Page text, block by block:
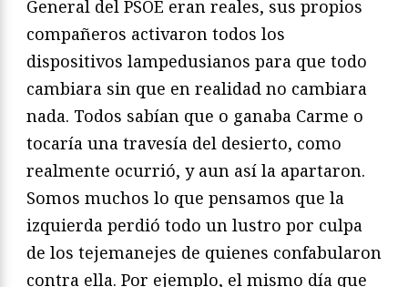
General del PSOE eran reales, sus propios
compañeros activaron todos los
dispositivos lampedusianos para que todo
cambiara sin que en realidad no cambiara
nada. Todos sabían que o ganaba Carme o
tocaría una travesía del desierto, como
realmente ocurrió, y aun así la apartaron.
Somos muchos lo que pensamos que la
izquierda perdió todo un lustro por culpa
de los tejemanejes de quienes confabularon
contra ella. Por ejemplo, el mismo día que